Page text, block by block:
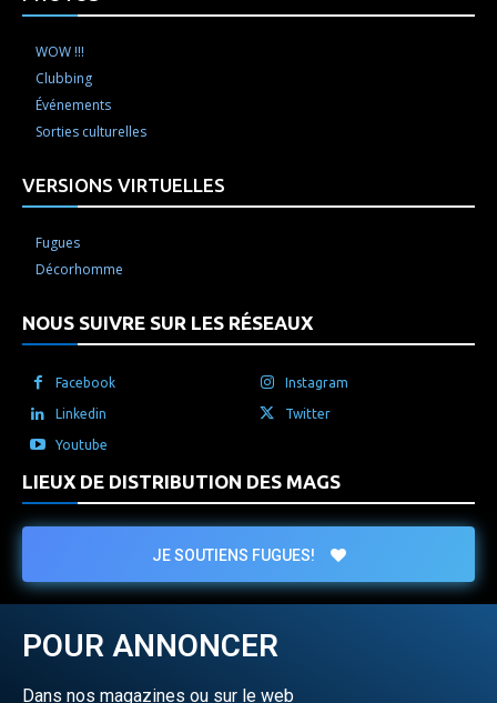
WOW !!!
Clubbing
Événements
Sorties culturelles
VERSIONS VIRTUELLES
Fugues
Décorhomme
NOUS SUIVRE SUR LES RÉSEAUX
Facebook Instagram
Linkedin Twitter
Youtube
LIEUX DE DISTRIBUTION DES MAGS
JE SOUTIENS FUGUES!
POUR ANNONCER
Dans nos magazines ou sur le web